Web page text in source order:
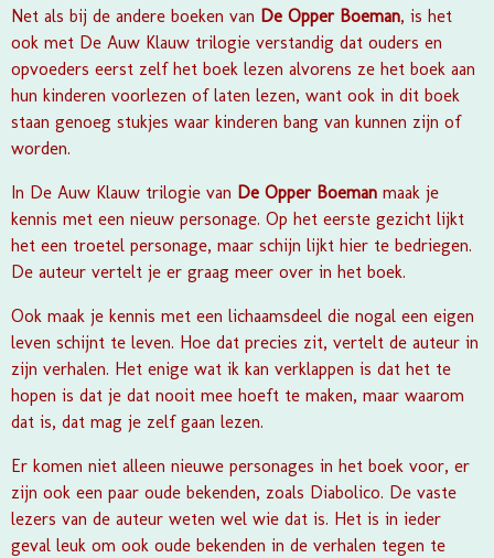
Net als bij de andere boeken van De Opper Boeman, is het
ook met De Auw Klauw trilogie verstandig dat ouders en
opvoeders eerst zelf het boek lezen alvorens ze het boek aan
hun kinderen voorlezen of laten lezen, want ook in dit boek
staan genoeg stukjes waar kinderen bang van kunnen zijn of
worden.
In De Auw Klauw trilogie van De Opper Boeman maak je
kennis met een nieuw personage. Op het eerste gezicht lijkt
het een troetel personage, maar schijn lijkt hier te bedriegen.
De auteur vertelt je er graag meer over in het boek.
Ook maak je kennis met een lichaamsdeel die nogal een eigen
leven schijnt te leven. Hoe dat precies zit, vertelt de auteur in
zijn verhalen. Het enige wat ik kan verklappen is dat het te
hopen is dat je dat nooit mee hoeft te maken, maar waarom
dat is, dat mag je zelf gaan lezen.
Er komen niet alleen nieuwe personages in het boek voor, er
zijn ook een paar oude bekenden, zoals Diabolico. De vaste
lezers van de auteur weten wel wie dat is. Het is in ieder
geval leuk om ook oude bekenden in de verhalen tegen te